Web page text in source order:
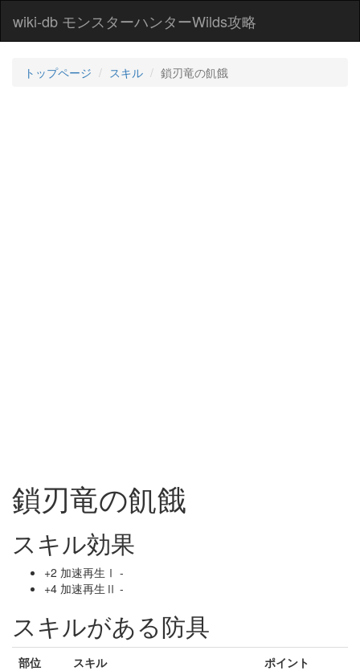
wiki-db モンスターハンターWilds攻略
トップページ スキル 鎖刃竜の飢餓
鎖刃竜の飢餓
スキル効果
+2 加速再生Ⅰ -
+4 加速再生Ⅱ -
スキルがある防具
部位 スキル
ポイント